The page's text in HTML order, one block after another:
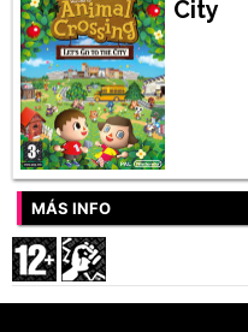
City
MÁS INFO